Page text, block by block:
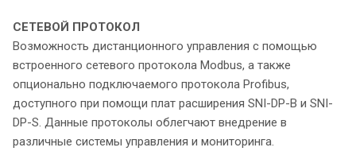
СЕТЕВОЙ ПРОТОКОЛ
Возможность дистанционного управления с помощью
встроенного сетевого протокола Modbus, а также
опционально подключаемого протокола Profibus,
доступного при помощи плат расширения SNI-DP-B и SNI-
DP-S. Данные протоколы облегчают внедрение в
различные системы управления и мониторинга.